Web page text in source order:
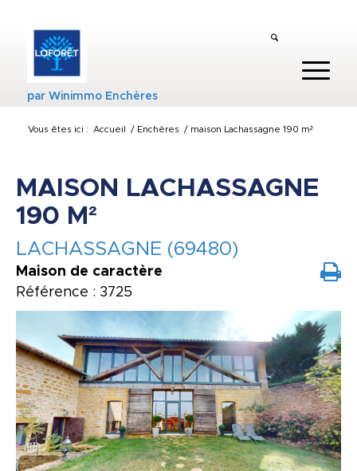
parWinimmo Enchères
Vous êtes ici : Accueil / Enchères / maison Lachassagne 190 m²
MAISON LACHASSAGNE
190 M²
LACHASSAGNE (69480)
Maison de caractère
Référence : 3725